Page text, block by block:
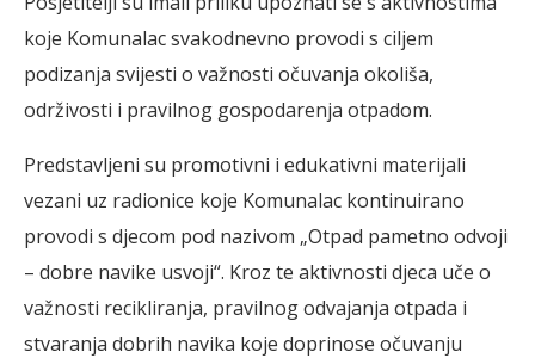
koje Komunalac svakodnevno provodi s ciljem
podizanja svijesti o važnosti očuvanja okoliša,
održivosti i pravilnog gospodarenja otpadom.
Predstavljeni su promotivni i edukativni materijali
vezani uz radionice koje Komunalac kontinuirano
provodi s djecom pod nazivom „Otpad pametno odvoji
– dobre navike usvoji“. Kroz te aktivnosti djeca uče o
važnosti recikliranja, pravilnog odvajanja otpada i
stvaranja dobrih navika koje doprinose očuvanju